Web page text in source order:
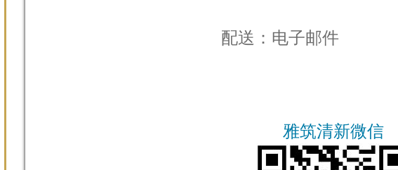
配送：电子邮件
雅筑清新微信